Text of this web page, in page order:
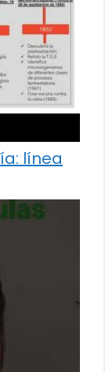
línea